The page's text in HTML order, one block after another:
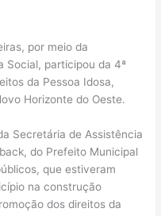
por meio da
Social, participou da 4ª
da Pessoa Idosa,
Horizonte do Oeste.
Secretária de Assistência
do Prefeito Municipal
que estiveram
na construção
dos direitos da